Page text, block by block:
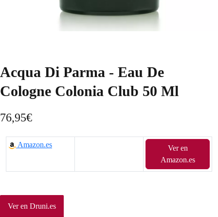
Acqua Di Parma - Eau De
Cologne Colonia Club 50 Ml
76,95€
Amazon.es
Ver en
Amazon.es
Ver en Druni.es